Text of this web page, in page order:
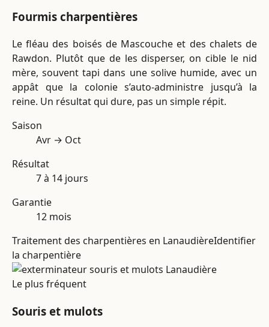
Fourmis charpentières
Le fléau des boisés de Mascouche et des chalets de
Rawdon. Plutôt que de les disperser, on cible le nid
mère, souvent tapi dans une solive humide, avec un
appât que la colonie s’auto-administre jusqu’à la
reine. Un résultat qui dure, pas un simple répit.
Saison
Avr → Oct
Résultat
7 à 14 jours
Garantie
12 mois
Traitement des charpentières en LanaudièreIdentifier
la charpentière
Le plus fréquent
Souris et mulots